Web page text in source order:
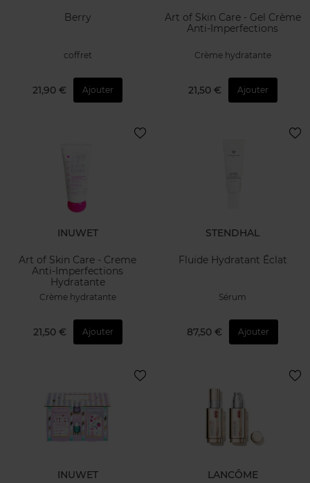
Berry
coffret
21,90 € Ajouter
Art of Skin Care - Gel Crème
Anti-Imperfections
Crème hydratante
21,50 € Ajouter
INUWET
Art of Skin Care - Creme
Anti-Imperfections
Hydratante
Crème hydratante
21,50 € Ajouter
STENDHAL
Fluide Hydratant Éclat
Sérum
87,50 € Ajouter
INUWET LANCÔME